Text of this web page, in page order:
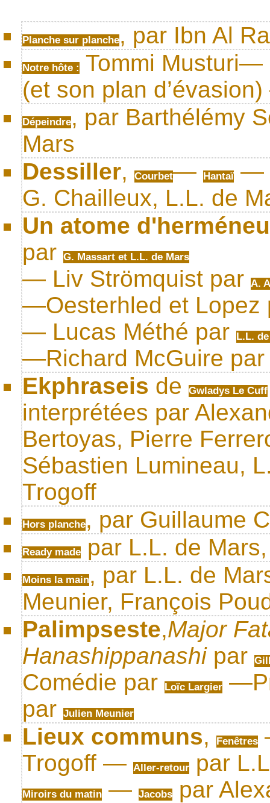
Planche sur planche, par Ibn Al
Notre hôte :
Tommi Musturi—
(et son plan
Dépeindre, par Barthélémy
Mars
Dessiller, Courbet— Hantaï —
G. Chailleux, L.L. de
Un atome
par G. Massart et L.L. de Mars
— Liv Strömquist par A.
—Oesterhled et
— Lucas Méthé par
L.L.
—Richard McGuire
Ekphraseis de Gwladys Le Cuff
interprétées par
Bertoyas, Pierre
Sébastien Lumineau,
Trogoff
Hors planche, par Guillaume
Ready made par L.L. de
Moins la main, par L.L. de
Meunier, François
Palimpseste,Major
Hanashippanashipar
Comédie par Loïc Largier
par Julien Meunier
Lieux communs, Fenêtres
Trogoff — Aller-retour par
Miroirs du matin — Jacobs par